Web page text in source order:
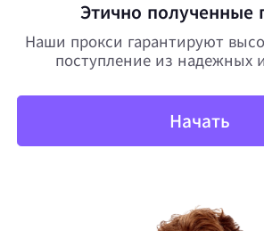
Этично полученные
Наши прокси гарантируют
поступление из надежных
Начать